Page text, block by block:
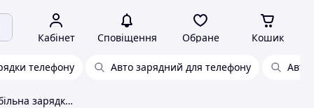
Кабінет Сповіщення Обране Кошик
телефону Авто зарядний для телефону Авто
Оптимальна автомобільна зарядка для телефона